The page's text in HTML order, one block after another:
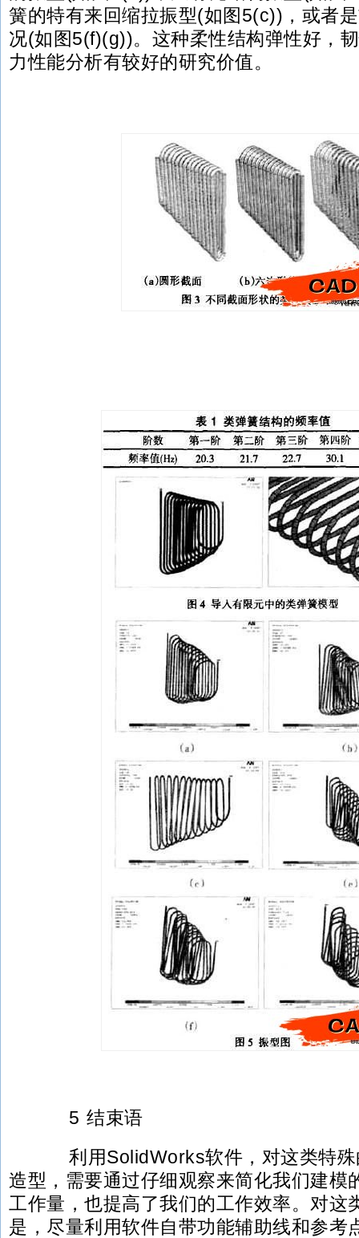
簧的特有来回缩拉振型(如图5(c))，或者
况(如图5(f)(g))。这种柔性结构弹性好，
力性能分析有较好的研究价值。
5 结束语
利用SolidWorks软件，对这类特殊
造型，需要通过仔细观察来简化我们建模
工作量，也提高了我们的工作效率。对这
是，尽量利用软件自带功能辅助线和参考